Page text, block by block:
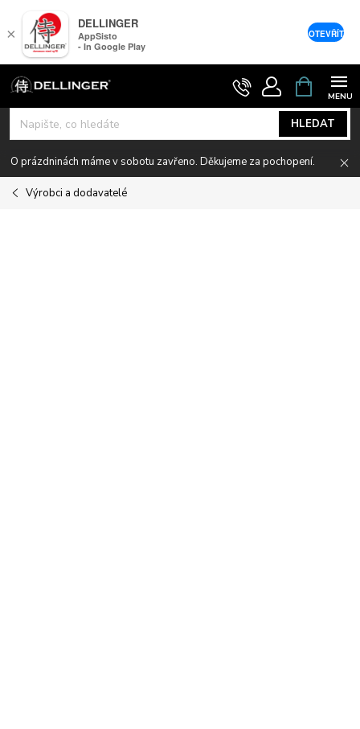
Přejít
na
obsah
HLEDAT
NÁKUPNÍ
KOŠÍK
O prázdninách máme v sobotu zavřeno. Děkujeme za pochopení.
Výrobci a dodavatelé
×
DELLINGER
AppSisto
- In Google Play
OTEVŘÍT